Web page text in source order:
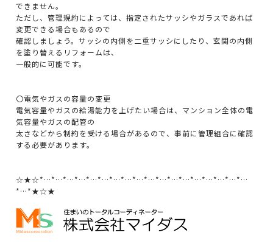
できません。
ただし、管理規約によっては、指定されたサッシやガラスであれば
変更できる場合もあるので
確認しましょう。サッシの内側を二重サッシにしたり、玄関の内側
を塗り替えるリフォームは、
一般的に可能です。
〇電気やガスの容量の変更
電気容量やガスの給湯能力を上げたい場合は、マンション全体の電
気容量やガスの配管の
太さなどから制約を受ける場合があるので、事前に管理組合に確認
する必要があります。
☆★☆*…*…*…*…*…*…*…*…*…*…*…*…*…*…*…*…*…*…
*…*★☆★